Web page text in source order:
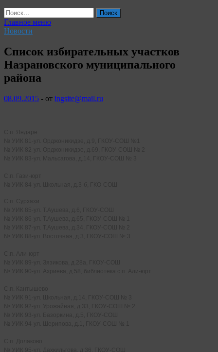
Найти:
Главное меню
Новости
Список избирательных участков
Назрановского муниципального
района
08.09.2015 - от ingsite@mail.ru